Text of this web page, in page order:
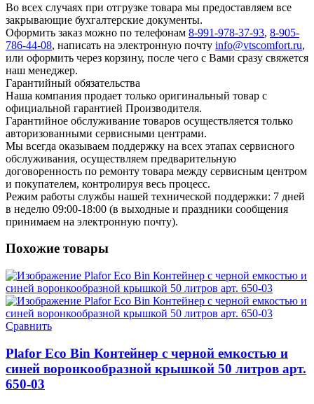
Во всех случаях при отгрузке товара мы предоставляем все
закрывающие бухгалтерские документы.
Оформить заказ можно по телефонам 8-991-978-37-93, 8-905-
786-44-08, написать на электронную почту info@vtscomfort.ru,
или оформить через корзину, после чего с Вами сразу свяжется
наш менеджер.
Гарантийный обязательства
Наша компания продает только оригинальный товар с
официальной гарантией Производителя.
Гарантийное обслуживание товаров осуществляется только
авторизованными сервисными центрами.
Мы всегда оказываем поддержку на всех этапах сервисного
обслуживания, осуществляем предварительную
договоренность по ремонту товара между сервисным центром
и покупателем, контролируя весь процесс.
Режим работы службы нашей технической поддержки: 7 дней
в неделю 09:00-18:00 (в выходные и праздники сообщения
принимаем на электронную почту).
Похожие товары
Сравнить
Plafor Eco Bin Контейнер с черной емкостью и
синей воронкообразной крышкой 50 литров арт.
650-03